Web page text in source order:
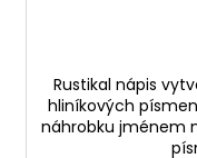
Rustikal nápis
hliníkových
náhrobku jménem